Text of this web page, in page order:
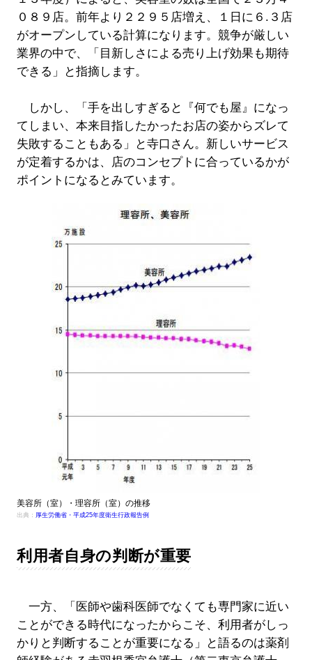
０８９店。前年より２２９５店増え、１日に６.３店
がオープンしている計算になります。競争が厳しい
業界の中で、「目新しさによる売り上げ効果も期待
できる」と指摘します。
しかし、「手を出しすぎると『何でも屋』になっ
てしまい、本来目指したかったお店の姿からズレて
失敗することもある」と寺口さん。新しいサービス
が定着するかは、店のコンセプトに合っているかが
ポイントになるとみています。
美容所（室）・理容所（室）の推移
出典： 厚生労働省・平成25年度衛生行政報告例
利用者自身の判断が重要
一方、「医師や歯科医師でなくても専門家に近い
ことができる時代になったからこそ、利用者がしっ
かりと判断することが重要になる」と語るのは薬剤